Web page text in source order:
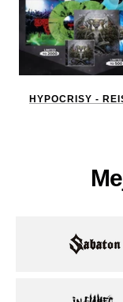
HYPOCRISY -